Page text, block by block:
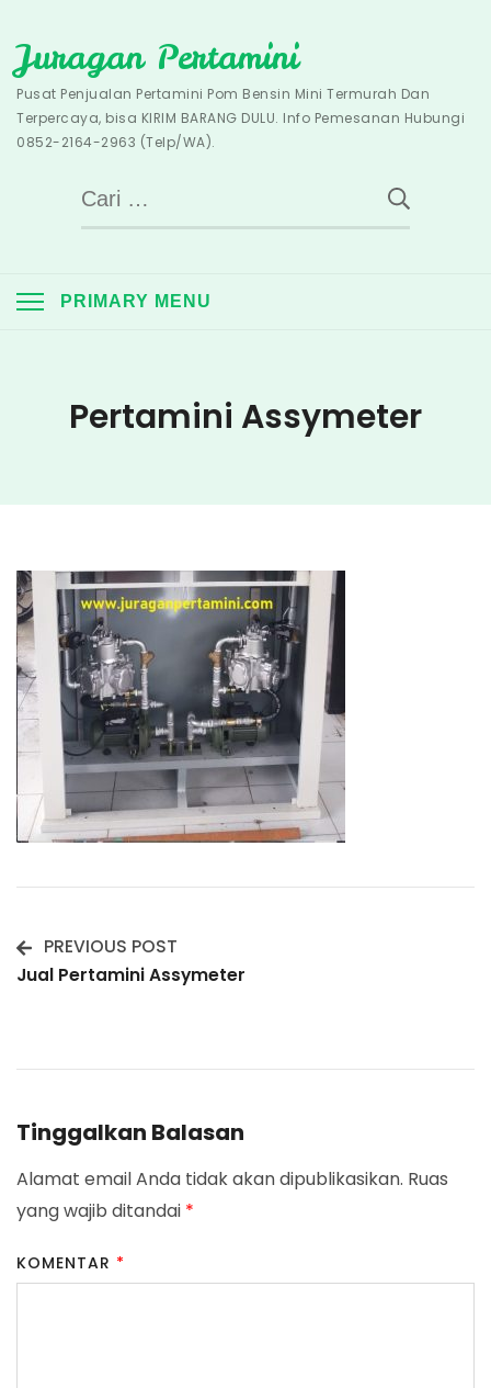
to
content
Juragan Pertamini
Pusat Penjualan Pertamini Pom Bensin Mini Termurah Dan
Terpercaya, bisa KIRIM BARANG DULU. Info Pemesanan Hubungi
0852-2164-2963 (Telp/WA).
Cari
untuk:
PRIMARY MENU
Pertamini Assymeter
Post
PREVIOUS POST
Jual Pertamini Assymeter
Tinggalkan Balasan
Alamat email Anda tidak akan dipublikasikan. Ruas
yang wajib ditandai *
KOMENTAR *